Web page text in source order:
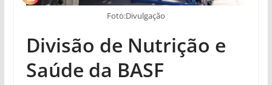
Foto:Divulgação
Divisão de Nutrição e
Saúde da BASF